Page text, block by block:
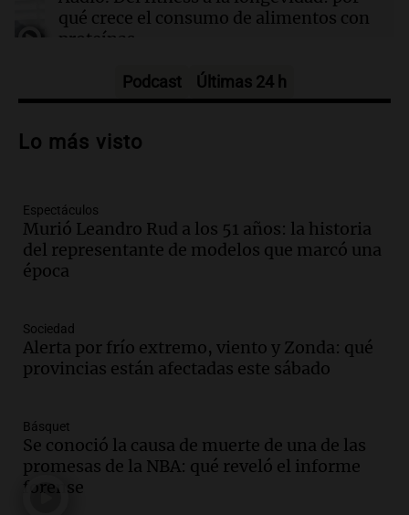
qué crece el consumo de alimentos con
proteínas
Audio.Investigan un asalto millonario a
María con 30 millones robados
Audio.
cayó 4,1% en junio pero acumula un
aumento del 2,8% en el semestre
Panorama Federal
Audio.
acelera con un 2,9% en julio, según
datos preliminares
Audio. La justicia niega pedido de
Facundo Moyano para levantar
perimetral sobre Candela Arizaga
Panorama Federal
Podcast Últimas 24 h
Lo más visto
Espectáculos
Murió Leandro Rud a los 51 años: la historia
del representante de modelos que marcó una
época
Sociedad
Alerta por frío extremo, viento y Zonda: qué
provincias están afectadas este sábado
Básquet
Se conoció la causa de muerte de una de las
promesas de la NBA: qué reveló el informe
forense